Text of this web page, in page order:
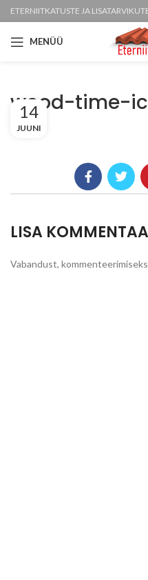
ETERNIITKATUSTE JA
MENÜÜ
wood-time-
14
JUUNI
LISA
Vabandust,